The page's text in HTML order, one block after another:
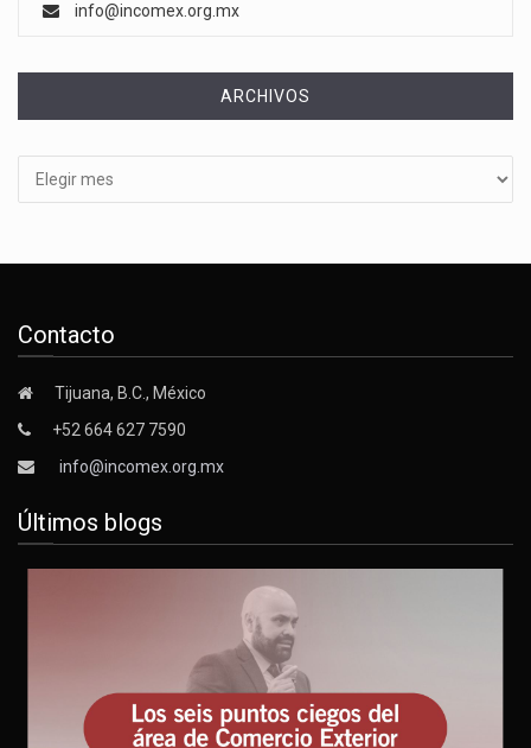
info@incomex.org.mx
ARCHIVOS
Contacto
Tijuana, B.C., México
+52 664 627 7590
info@incomex.org.mx
Últimos blogs